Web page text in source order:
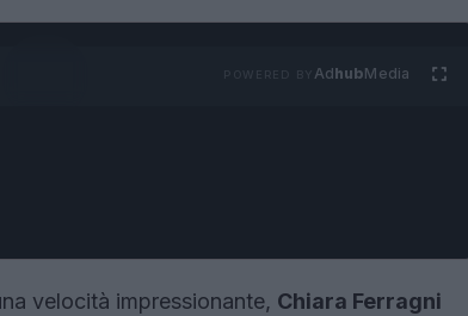
AdhubMedia
velocità impressionante, Chiara Ferragni